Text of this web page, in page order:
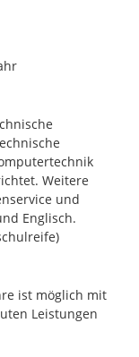
Weitere
und
Englisch.
ist möglich mit
Leistungen